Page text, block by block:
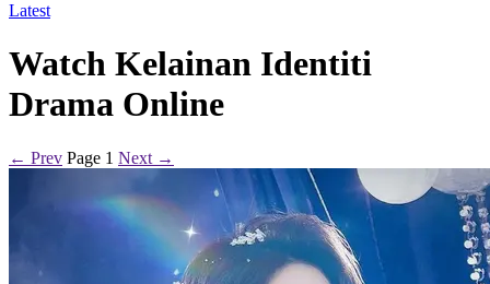
Latest
Watch Kelainan Identiti
Drama Online
← Prev Page 1 Next →